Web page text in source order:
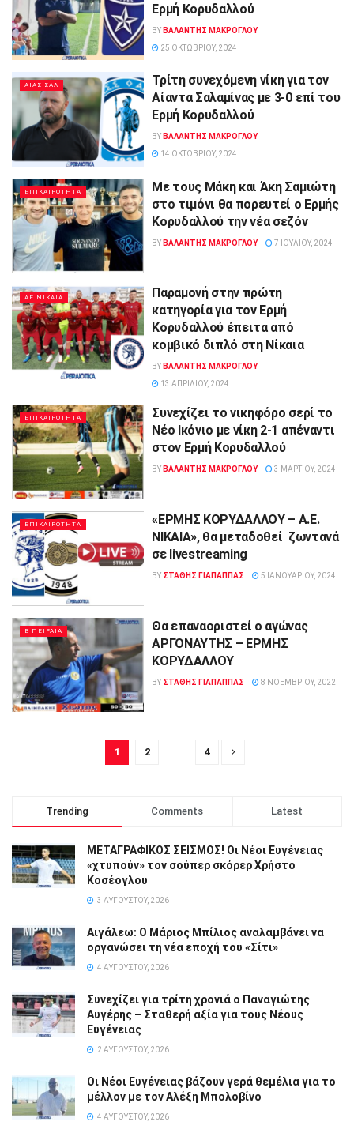
Ερμή Κορυδαλλού
BY ΒΑΛΑΝΤΗΣ ΜΑΚΡΟΓΛΟΥ
25 ΟΚΤΩΒΡΊΟΥ, 2024
ΑΙΑΣ ΣΑΛ
Τρίτη συνεχόμενη νίκη για τον
Αίαντα Σαλαμίνας με 3-0 επί του
Ερμή Κορυδαλλού
BY ΒΑΛΑΝΤΗΣ ΜΑΚΡΟΓΛΟΥ
14 ΟΚΤΩΒΡΊΟΥ, 2024
ΕΠΙΚΑΙΡΟΤΗΤΑ
Με τους Μάκη και Άκη Σαμιώτη
στο τιμόνι θα πορευτεί ο Ερμής
Κορυδαλλού την νέα σεζόν
BY ΒΑΛΑΝΤΗΣ ΜΑΚΡΟΓΛΟΥ 7 ΙΟΥΛΊΟΥ, 2024
ΑΕ ΝΙΚΑΙΑ
Παραμονή στην πρώτη
κατηγορία για τον Ερμή
Κορυδαλλού έπειτα από
κομβικό διπλό στη Νίκαια
BY ΒΑΛΑΝΤΗΣ ΜΑΚΡΟΓΛΟΥ
13 ΑΠΡΙΛΊΟΥ, 2024
ΕΠΙΚΑΙΡΟΤΗΤΑ
Συνεχίζει το νικηφόρο σερί το
Νέο Ικόνιο με νίκη 2-1 απέναντι
στον Ερμή Κορυδαλλού
BY ΒΑΛΑΝΤΗΣ ΜΑΚΡΟΓΛΟΥ 3 ΜΑΡΤΊΟΥ, 2024
ΕΠΙΚΑΙΡΟΤΗΤΑ
«ΕΡΜΗΣ ΚΟΡΥΔΑΛΛΟΥ – Α.Ε.
ΝΙΚΑΙΑ», θα μεταδοθεί ζωντανά
σε livestreaming
BY ΣΤΑΘΗΣ ΓΊΑΠΑΠΠΑΣ 5 ΙΑΝΟΥΑΡΊΟΥ, 2024
Β ΠΕΙΡΑΙΑ
Θα επαναοριστεί ο αγώνας
ΑΡΓΟΝΑΥΤΗΣ – ΕΡΜΗΣ
ΚΟΡΥΔΑΛΛΟΥ
BY ΣΤΑΘΗΣ ΓΊΑΠΑΠΠΑΣ 8 ΝΟΕΜΒΡΊΟΥ, 2022
1 2 … 4
Trending Comments Latest
ΜΕΤΑΓΡΑΦΙΚΟΣ ΣΕΙΣΜΟΣ! Οι Νέοι Ευγένειας
«χτυπούν» τον σούπερ σκόρερ Χρήστο
Κοσέογλου
3 ΑΥΓΟΎΣΤΟΥ, 2026
Αιγάλεω: Ο Μάριος Μπίλιος αναλαμβάνει να
οργανώσει τη νέα εποχή του «Σίτι»
4 ΑΥΓΟΎΣΤΟΥ, 2026
Συνεχίζει για τρίτη χρονιά ο Παναγιώτης
Αυγέρης – Σταθερή αξία για τους Νέους
Ευγένειας
2 ΑΥΓΟΎΣΤΟΥ, 2026
Οι Νέοι Ευγένειας βάζουν γερά θεμέλια για το
μέλλον με τον Αλέξη Μπολοβίνο
4 ΑΥΓΟΎΣΤΟΥ, 2026